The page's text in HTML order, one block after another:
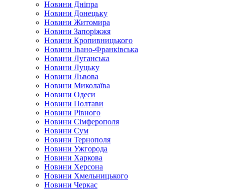
Новини Дніпра
Новини Донецьку
Новини Житомира
Новини Запоріжжя
Новини Кропивницького
Новини Івано-Франківська
Новини Луганська
Новини Луцьку
Новини Львова
Новини Миколаїва
Новини Одеси
Новини Полтави
Новини Рівного
Новини Сімферополя
Новини Сум
Новини Тернополя
Новини Ужгорода
Новини Харкова
Новини Херсона
Новини Хмельницького
Новини Черкас